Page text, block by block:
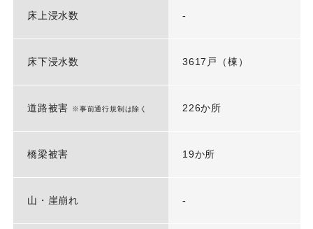
床上浸水数 -
床下浸水数 3617戸（棟）
道路被害 ※事前通行規制は除く 226か所
橋梁被害 19か所
山・崖崩れ -